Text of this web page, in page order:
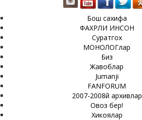
Бош сахифа
ФАХРЛИ ИНСОН
Суратгох
МОНОЛОГлар
Биз
Жавоблар
Jumanji
FANFORUM
2007-2008й архивлар
Овоз бер!
Хикоялар